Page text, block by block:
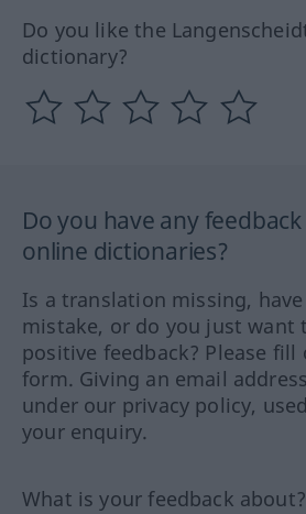
Do you like the
dictionary?
Do you have any
online dictionaries?
Is a translation missing,
mistake, or do you just want
positive feedback? Please
form. Giving an email
under our privacy policy,
your enquiry.
What is your feedback